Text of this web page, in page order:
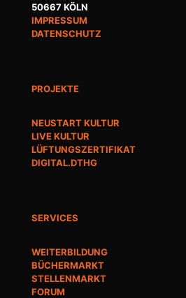
50667 KÖLN
IMPRESSUM
DATENSCHUTZ
PROJEKTE
NEUSTART KULTUR
LIVE KULTUR
LÜFTUNGSZERTIFIKAT
DIGITAL.DTHG
SERVICES
WEITERBILDUNG
BÜCHERMARKT
STELLENMARKT
FORUM